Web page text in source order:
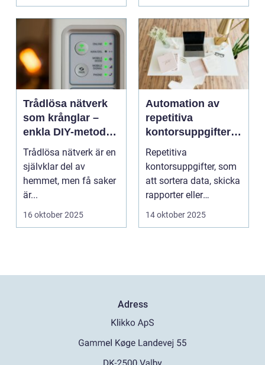
Trådlösa nätverk
som krånglar –
enkla DIY-metoder
för stabilare Wi-Fi i
hela hemmet
Trådlösa nätverk är en
självklar del av
hemmet, men få saker
är...
16 oktober 2025
Automation av
repetitiva
kontorsuppgifter –
från skript till
avancerad
programvara
Repetitiva
kontorsuppgifter, som
att sortera data, skicka
rapporter eller
uppdatera dokument,
14 oktober 2025
Adress